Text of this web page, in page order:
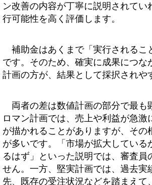
ン改善の内容が丁寧に説明されてい
行可能性を高く評価します。
補助金はあくまで「実行されるこ
です。そのため、確実に成果につな
計画の方が、結果として採択されや
両者の差は数値計画の部分で最も
ロマン計画では、売上や利益が急激
が描かれることがありますが、その
が多いです。「市場が拡大している
るはず」といった説明では、審査員
せん。一方、堅実計画では、過去実
先、既存の受注状況などを踏まえて